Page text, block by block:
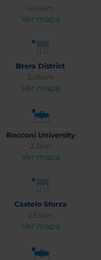
4.04km
Ver mapa
Brera District
3.06km
Ver mapa
Bocconi University
2.3km
Ver mapa
Castelo Sforza
2.53km
Ver mapa